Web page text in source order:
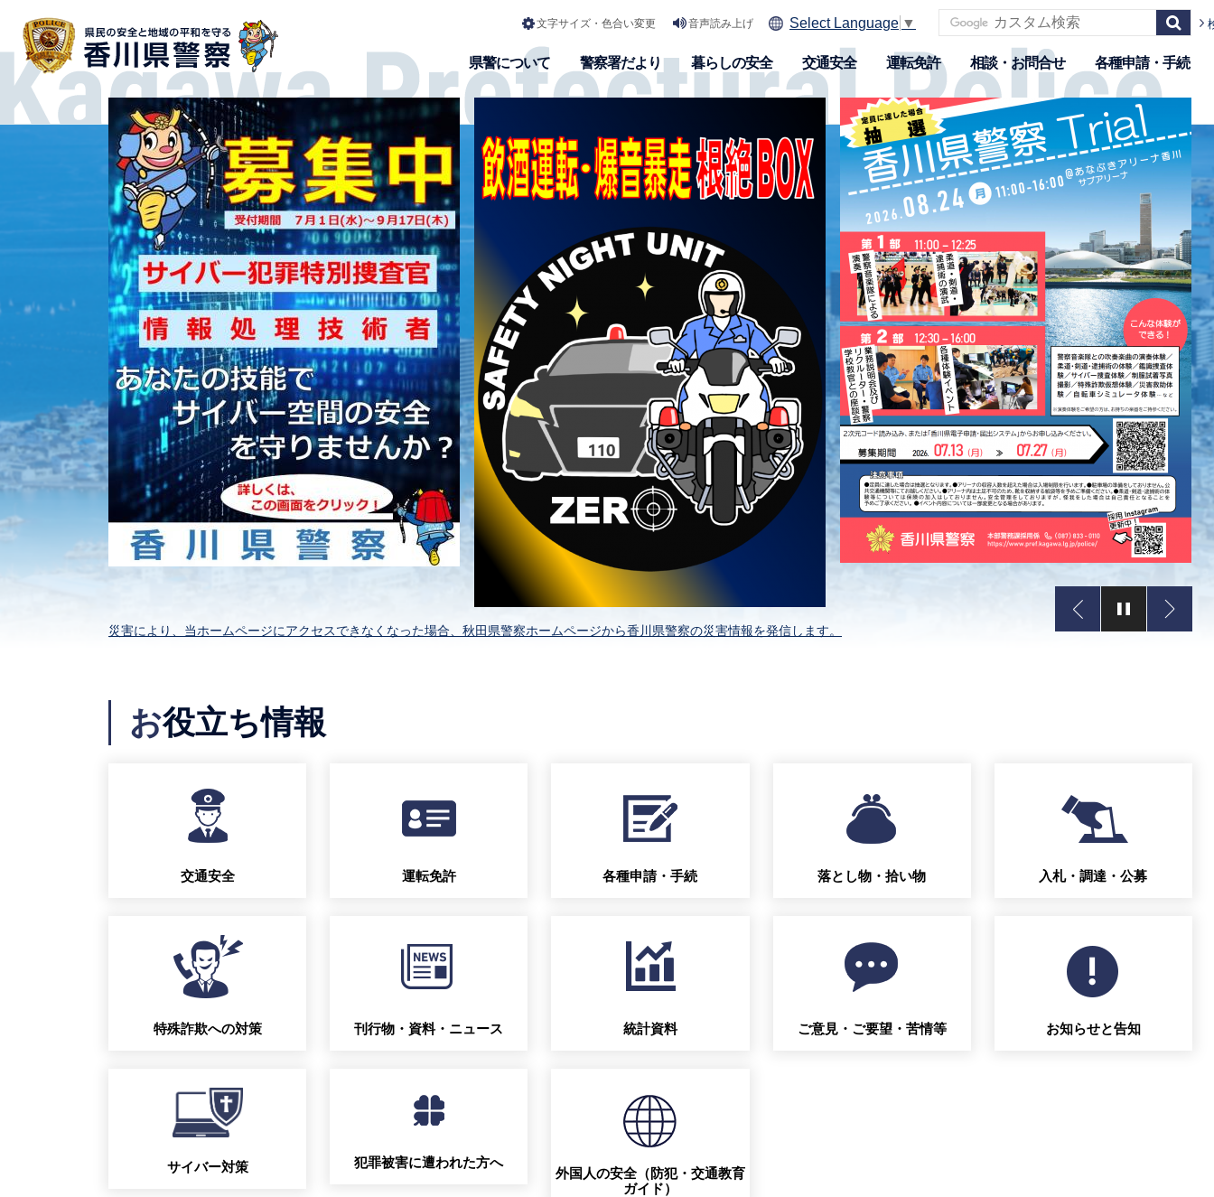
香川県警察 文字サイズ・色合い変更 音声読み上げ Select Language ▼
県警について 警察署だより 暮らしの安全 交通安全 運転免許 相談・お問合せ 各種申請・手続
前へ 次へ
災害により、当ホームページにアクセスできなくなった場合、秋田県警察ホームページから香川県警察の災害情報を発信します。
お役立ち情報
交通安全 運転免許 各種申請・手続 落とし物・拾い物 入札・調達・公募
特殊詐欺への対策 刊行物・資料・ニュース 統計資料 ご意見・ご要望・苦情等 お知らせと告知
サイバー対策 犯罪被害に遭われた方へ
外国人の安全（防犯・交通教育
ガイド）